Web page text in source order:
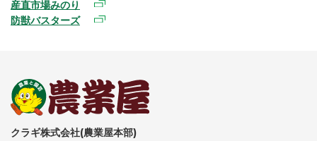
産直市場みのり
防獣バスターズ
クラギ株式会社(農業屋本部)